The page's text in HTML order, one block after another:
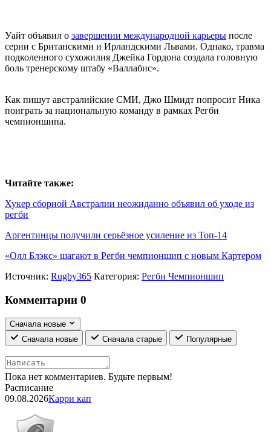
Уайт объявил о завершении международной карьеры после
серии с Британскими и Ирландскими Львами. Однако, травма
подколенного сухожилия Джейка Гордона создала головную
боль тренерскому штабу «Валлабис».
Как пишут австралийские СМИ, Джо Шмидт попросит Ника
поиграть за национальную команду в рамках Регби
чемпионшипа.
Читайте также:
Хукер сборной Австралии неожиданно объявил об уходе из
регби
Аргентинцы получили серьёзное усиление из Топ-14
«Олл Блэкс» шагают в Регби чемпионшип с новым Картером
Источник: Rugby365 Категория: Регби Чемпионшип
Комментарии 0
Сначала новые
Сначала новые
Сначала старые Популярные
Пока нет комментариев. Будьте первым!
Расписание
09.08.2026Карри кап